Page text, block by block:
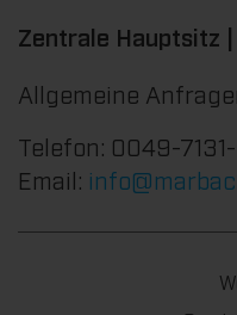
Zentrale Hauptsitz
Allgemeine
Telefon: 0049-
Email: